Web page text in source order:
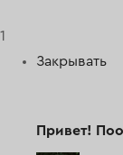
1
Закрывать
Привет!